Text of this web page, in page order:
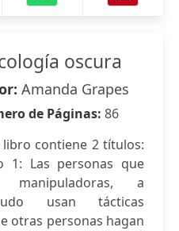
oscura
Amanda Grapes
de Páginas: 86
libro contiene 2 títulos:
1: Las personas que
manipuladoras, a
usan tácticas
otras personas hagan